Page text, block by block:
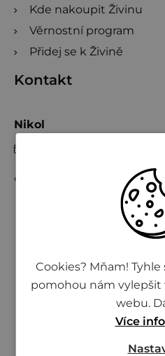
Kde nakoupit Živinu
Věrnostní program
Přidej se k Živině
Kontakt
Nikol
Potřebujete
+420 730
Cookies? Mňam!
pomohou nám vylepšit
webu.
Více